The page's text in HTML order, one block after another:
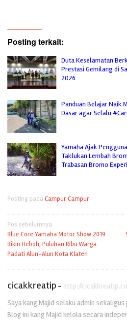
Posting terkait:
Duta Keselamatan
Prestasi Gemilang di
2026
Panduan Belajar Naik
Dasar agar Selalu
Yamaha Ajak
Taklukan Lembah
Trabasan Bromo
Posting padaCampur Campur
Navigasi
pos
Pos sebelumnya
Blue Core Yamaha Motor Show 2019
Bikin Heboh, Puluhan Ribu Warga
Padati Alun-Alun Kota Klaten
cicakkreatip - http://
Saya kang Majid selaku admin
Blog ini kang Majid kelola secara